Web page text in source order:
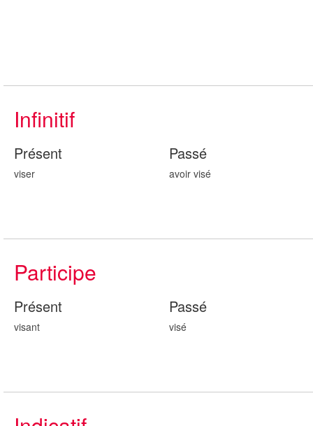
Infinitif
Présent
viser
Passé
avoir visé
Participe
Présent
visant
Passé
visé